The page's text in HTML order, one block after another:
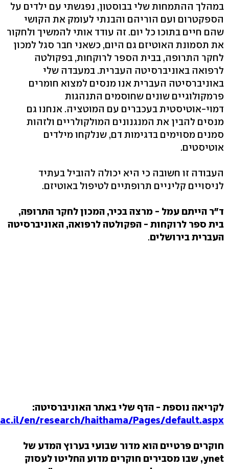
במהלך ההתמחות שלי בבוסטון, נפגשתי עם ילדים על
הספקטרום ועם הוריהם והבנתי לעומק את הקושי
שהם חיים בתוכו כל יום. זה עודד אותי להמשיך ולחקור
את תסמונת האוטיזם גם היום, כשאני חבר סגל למכון
לחקר התרופה, בבית הספר לרוקחות, בפקולטה
לרפואה באוניברסיטה העברית. במעבדה שלי
באוניברסיטה העברית אנו מנסים למצוא חומרים
פרמקולוגיים שונים שחוסמים התנהגות
דמוי-אוטיסטית בעכברים עם המוטציה. אנחנו גם
מנסים להבין את המנגנונים המולקולריים ולזהות
סמנים מסוימים בדגימות דם, שנלקחו מילדים
אוטיסטים.
העבודה זו חשובה כי היא יכולה להוביל בעתיד
לניסויים קליניים תרופתיים לטיפול באוטיזם.
ד"ר הייתם עמל - מרצה בכיר, המכון לחקר התרופה,
בית ספר לרוקחות - הפקולטה לרפואה, האוניברסיטה
העברית בירושלים.
לקריאה נוספת - הדף שלי באתר האוניברסיטה:
en/research/haithama/Pages/default.aspx
חוקרים פרטיים הוא מדור שבועי בערוץ המדע של
ynet, שבו מסבירים חוקרים מדוע החליטו לעסוק